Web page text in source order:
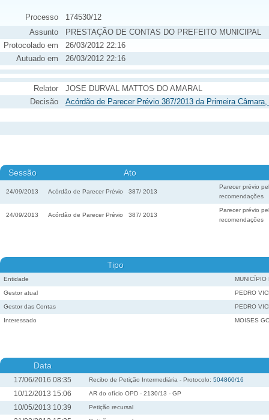
Processo
174530/12
Assunto
PRESTAÇÃO DE CONTAS DO PREFEITO MUNICIPAL
Protocolado em
26/03/2012 22:16
Autuado em
26/03/2012 22:16
Relator
JOSE DURVAL MATTOS DO AMARAL
Decisão
Acórdão de Parecer Prévio 387/2013 da Primeira
Sessão Ato
24/09/2013 Acórdão de Parecer Prévio 387/ 2013
Parecer prévio
recomendações
24/09/2013 Acórdão de Parecer Prévio 387/ 2013
Parecer prévio
recomendações
Tipo
Entidade MUNICÍPIO
Gestor atual PEDRO
Gestor das Contas PEDRO
Interessado MOISES
Data
17/06/2016 08:35 Recibo de Petição Intermediária - Protocolo: 504860/16
10/12/2013 15:06 AR do ofício OPD - 2130/13 - GP
10/05/2013 10:39 Petição recursal